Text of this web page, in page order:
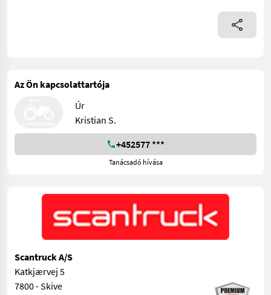
Az Ön kapcsolattartója
Úr
Kristian S.
+452577 ***
Tanácsadó hívása
Scantruck A/S
Katkjærvej 5
7800 - Skive